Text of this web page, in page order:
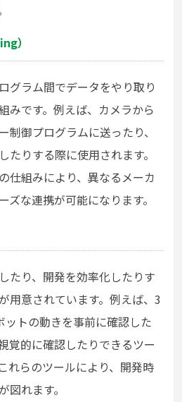
）
グラム間でデータをやり取り
みです。例えば、カメラから
制御プログラムに送ったり、
たりする際に使用されます。
仕組みにより、異なるメーカ
ズな連携が可能になります。
たり、開発を効率化したりす
用意されています。例えば、3
ットの動きを事前に確認した
覚的に確認したりできるツー
れらのツールにより、開発時
図れます。